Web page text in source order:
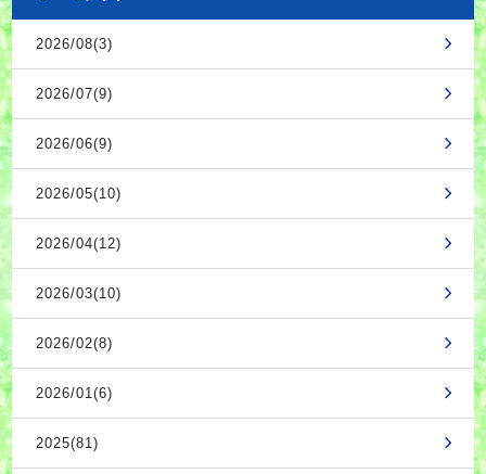
2026/08(3)
2026/07(9)
2026/06(9)
2026/05(10)
2026/04(12)
2026/03(10)
2026/02(8)
2026/01(6)
2025(81)